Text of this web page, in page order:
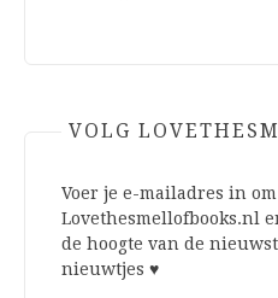
VOLG
Voer je e-mailadres in
Lovethesmellofbooks.nl
de hoogte van de
nieuwtjes ♥